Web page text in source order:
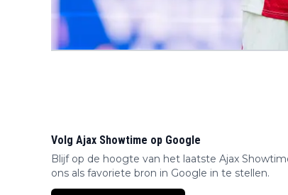
Volg Ajax Showtime op Google
Blijf op de hoogte van het laatste Ajax
ons als favoriete bron in Google in te stellen.